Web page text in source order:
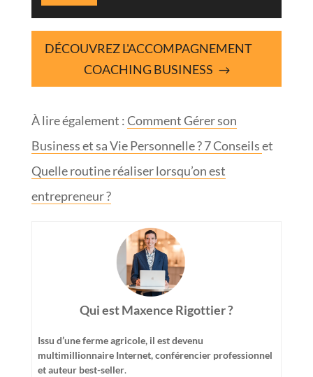
DÉCOUVREZ L'ACCOMPAGNEMENT
COACHING BUSINESS
À lire également :Comment Gérer son
Business et sa Vie Personnelle ? 7 Conseilset
Quelle routine réaliser lorsqu’on est
entrepreneur ?
Qui est Maxence Rigottier ?
Issu d’une ferme agricole, il est devenu
multimillionnaire Internet, conférencier professionnel
et auteur best-seller.